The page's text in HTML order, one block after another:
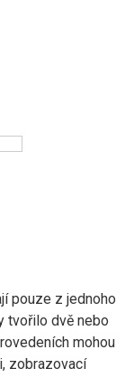
pouze z jednoho
tvořilo dvě nebo
mohou
zobrazovací